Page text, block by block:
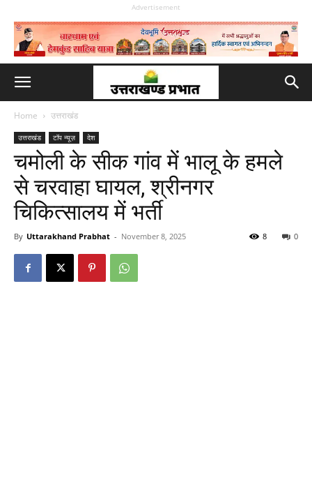
Advertisement
Home उत्तराखंड
उत्तराखंड टॉप न्यूज़ देश
चमोली के सीक गांव में भालू के हमले
से चरवाहा घायल, श्रीनगर
चिकित्सालय में भर्ती
By Uttarakhand Prabhat - November 8, 2025 0
8